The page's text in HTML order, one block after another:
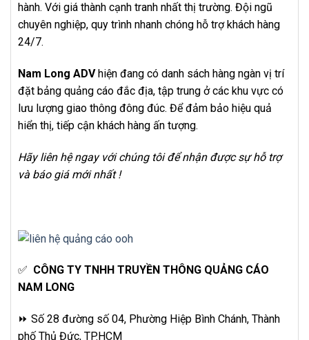
hành. Với giá thành cạnh tranh nhất thị trường. Đội ngũ
chuyên nghiệp, quy trình nhanh chóng hỗ trợ khách hàng
24/7.
Nam Long ADVhiện đang có danh sách hàng ngàn vị trí
đặt bảng quảng cáo đắc địa, tập trung ở các khu vực có
lưu lượng giao thông đông đúc. Để đảm bảo hiệu quả
hiển thị, tiếp cận khách hàng ấn tượng.
Hãy liên hệ ngay với chúng tôi để nhận được sự hỗ trợ
và báo giá mới nhất !
✅ CÔNG TY TNHH TRUYỀN THÔNG QUẢNG CÁO
NAM LONG
⏩ Số 28 đường số 04, Phường Hiệp Bình Chánh, Thành
phố Thủ Đức, TP.HCM